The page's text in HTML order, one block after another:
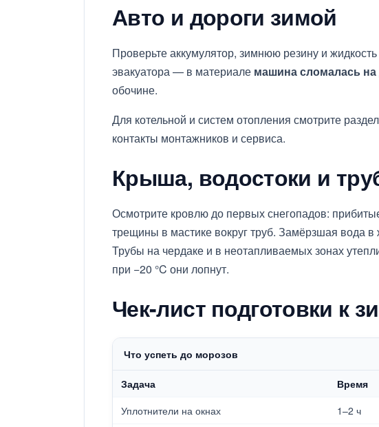
Авто и дороги зимой
Проверьте аккумулятор, зимнюю резину и
эвакуатора — в материале машина сломалась на
обочине.
Для котельной и систем отопления смотрите раздел
контакты монтажников и сервиса.
Крыша, водостоки и
Осмотрите кровлю до первых снегопадов:
трещины в мастике вокруг труб. Замёрзшая вода
Трубы на чердаке и в неотапливаемых зонах
при −20 °C они лопнут.
Чек-лист подготовки к
Что успеть до морозов
Задача Время
Уплотнители на окнах
1–2 ч